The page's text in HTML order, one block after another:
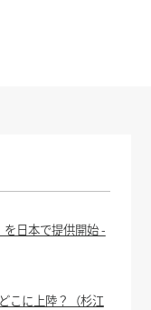
日本で提供開始 -
こに上陸？（杉江